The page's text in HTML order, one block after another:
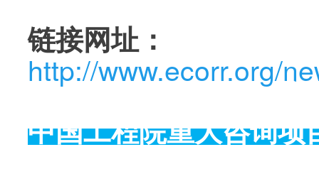
链接网址：
http://www.ecorr.org/
中国工程院重大咨询项